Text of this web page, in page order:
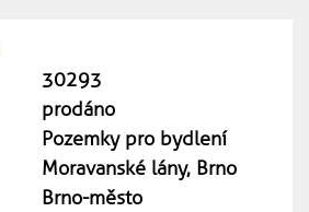
30293
prodáno
Pozemky pro bydlení
Moravanské lány, Brno
Brno-město